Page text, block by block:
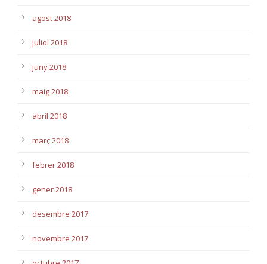
agost 2018
juliol 2018
juny 2018
maig 2018
abril 2018
març 2018
febrer 2018
gener 2018
desembre 2017
novembre 2017